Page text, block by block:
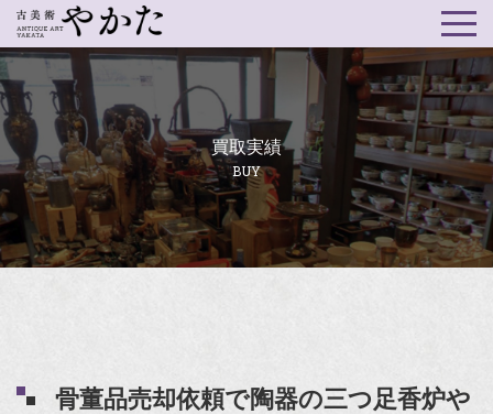
買取実績
BUY
骨董品売却依頼で陶器の三つ足香炉や